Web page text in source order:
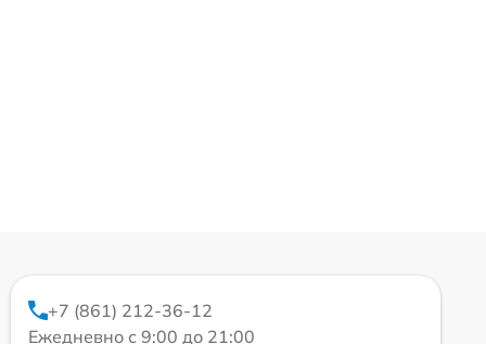
+7 (861) 212-36-12
Ежедневно с 9:00 до 21:00